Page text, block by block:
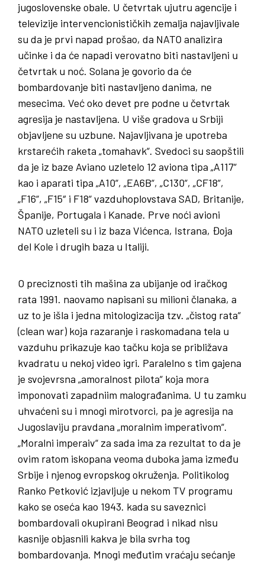
jugoslovenske obale. U četvrtak ujutru agencije i
televizije intervencionističkih zemalja najavljivale
su da je prvi napad prošao, da NATO analizira
učinke i da će napadi verovatno biti nastavljeni u
četvrtak u noć. Solana je govorio da će
bombardovanje biti nastavljeno danima, ne
mesecima. Već oko devet pre podne u četvrtak
agresija je nastavljena. U više gradova u Srbiji
objavljene su uzbune. Najavljivana je upotreba
krstarećih raketa „tomahavk“. Svedoci su saopštili
da je iz baze Aviano uzletelo 12 aviona tipa „A117“
kao i aparati tipa „A10“, „EA6B“, „C130“, „CF18“,
„F16“, „F15″ i F18“ vazduhoplovstava SAD, Britanije,
Španije, Portugala i Kanade. Prve noći avioni
NATO uzleteli su i iz baza Vićenca, Istrana, Đoja
del Kole i drugih baza u Italiji.
O preciznosti tih mašina za ubijanje od iračkog
rata 1991. naovamo napisani su milioni članaka, a
uz to je išla i jedna mitologizacija tzv. „čistog rata“
(clean war) koja razaranje i raskomadana tela u
vazduhu prikazuje kao tačku koja se približava
kvadratu u nekoj video igri. Paralelno s tim gajena
je svojevrsna „amoralnost pilota“ koja mora
imponovati zapadniim malograđanima. U tu zamku
uhvaćeni su i mnogi mirotvorci, pa je agresija na
Jugoslaviju pravdana „moralnim imperativom“.
„Moralni imperaiv“ za sada ima za rezultat to da je
ovim ratom iskopana veoma duboka jama između
Srbije i njenog evropskog okruženja. Politikolog
Ranko Petković izjavljuje u nekom TV programu
kako se oseća kao 1943. kada su saveznici
bombardovali okupirani Beograd i nikad nisu
kasnije objasnili kakva je bila svrha tog
bombardovanja. Mnogi međutim vraćaju sećanje